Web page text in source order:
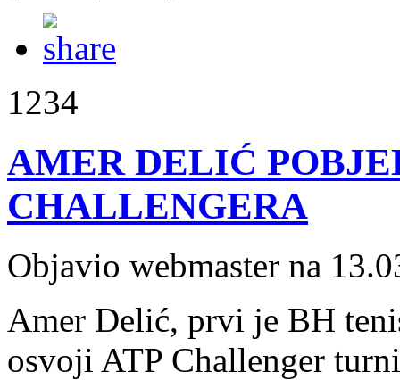
1234
AMER DELIĆ
CHALLENGERA
Objavio webmaster na
Amer Delić, prvi je BH
osvoji ATP Challenger